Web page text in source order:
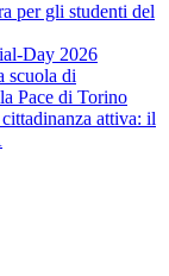
per gli studenti del
Day 2026
scuola di
Pace di Torino
attiva: il